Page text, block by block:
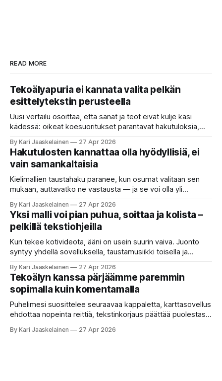
READ MORE
Tekoälyapuria ei kannata valita pelkän
esittelytekstin perusteella
Uusi vertailu osoittaa, että sanat ja teot eivät kulje käsi
kädessä: oikeat koesuoritukset parantavat hakutuloksia,
etsimässä verkosta apuria, joka hoitaisi puolestasi arjen
askareita: täyttäisi lomakkeen, järjestäisi matkasuunnitelman
tai seulisi pitkän asiakirjakasan ydinkohdat. Vastassa on
valikoima, joka muistuttaa sovelluskauppaa steroideilla.
Jokainen ”tekoälyagentti” lupaa paljon
By Kari Jaaskelainen 27 Apr 2026
Hakutulosten kannattaa olla hyödyllisiä, ei
vain samankaltaisia
Kielimallien taustahaku paranee, kun osumat valitaan sen
mukaan, auttavatko ne vastausta — ja se voi olla yli
että kysyt työpaikan chat-robotilta: “Mitä viime kuun
kokouspäiväkirjassa päätettiin etätyöpäivistä?” Robotti
selaa arkistoja ja poimii sinulle pätkän, jossa toistellaan, mitä
etätyö tarkoittaa. Teksti on aiheeltaan lähellä kysymystä,
By Kari Jaaskelainen 27 Apr 2026
Yksi malli voi pian puhua, soittaa ja kolista –
pelkillä tekstiohjeilla
Kun tekee kotivideota, ääni on usein suurin vaiva. Juonto
syntyy yhdellä sovelluksella, taustamusiikki toisella ja
erilaisia komentoja, eikä mikään niistä oikein “puhu”
toistensa kanssa. Lopputulos on pienen palapelityön tulos.
Vuosia on ajateltu, että näin tämän kuuluukin mennä. Puhe
on sanoja ja lauseita – hyvin jäsenneltyä.
By Kari Jaaskelainen 27 Apr 2026
Tekoälyn kanssa pärjäämme paremmin
sopimalla kuin komentamalla
Puhelimesi suosittelee seuraavaa kappaletta, karttasovellus
ehdottaa nopeinta reittiä, tekstinkorjaus päättää puolestasi,
tottelee sinua sokeasti. Useammin huomaat itse
By Kari Jaaskelainen 27 Apr 2026